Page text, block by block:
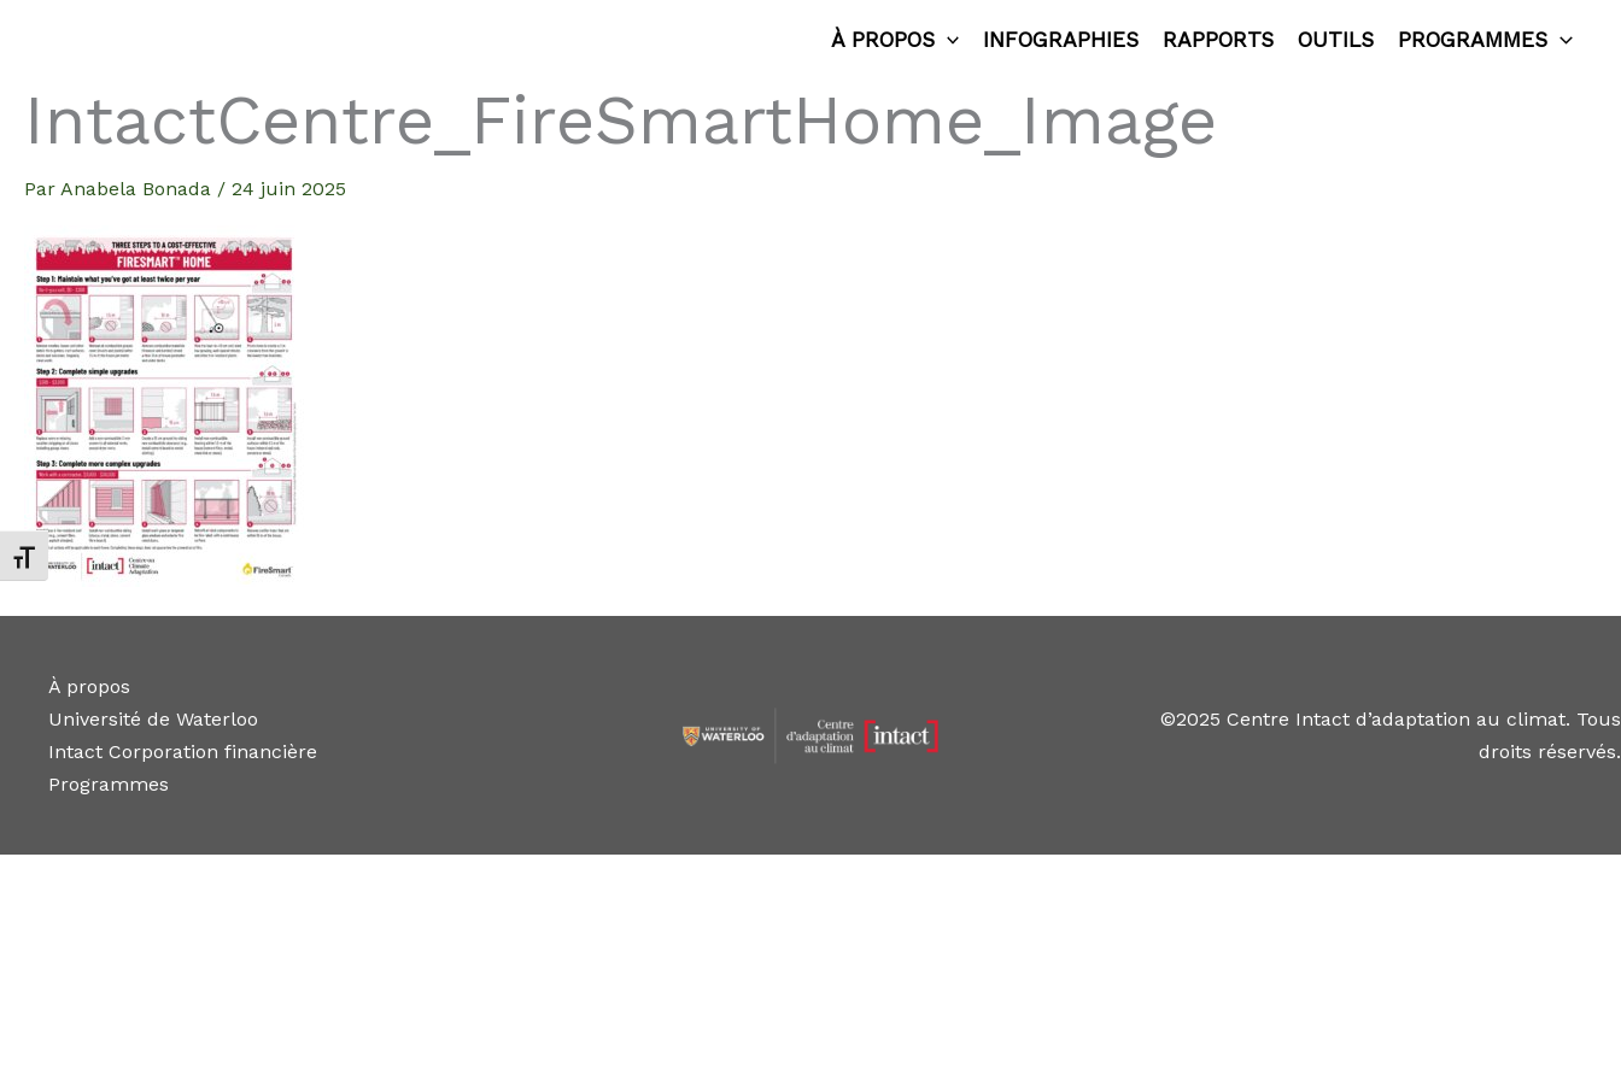
Changer la taille de la police
contenu
À PROPOS INFOGRAPHIES RAPPORTS OUTILS PROGRAMMES
IntactCentre_FireSmartHome_Image
Par Anabela Bonada / 24 juin 2025
À propos
Université de Waterloo
Intact Corporation financière
Programmes
©2025 Centre Intact d’adaptation au climat. Tous
droits réservés.